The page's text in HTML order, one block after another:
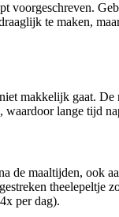
te maken,
makkelijk gaat.
lange tijd
de maaltijden,
per dag).